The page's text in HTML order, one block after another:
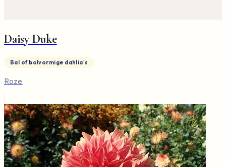
Daisy Duke
Bal of bolvormige dahlia's
Roze